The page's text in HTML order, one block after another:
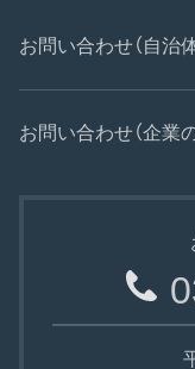
お問い合わせ（自治
お問い合わせ（企業の